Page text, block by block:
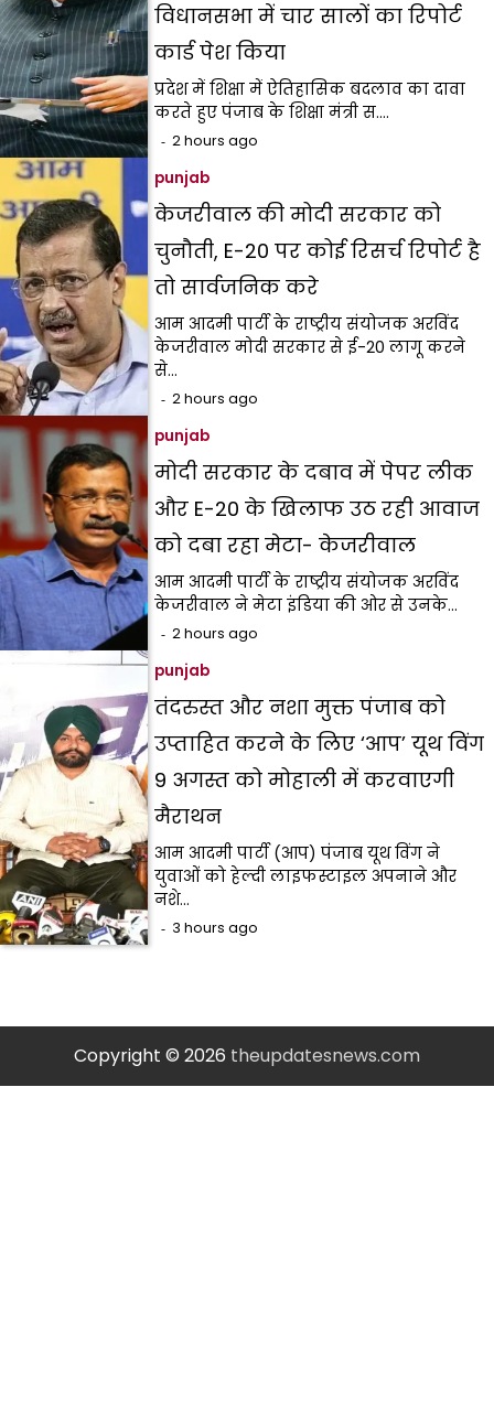
विधानसभा में चार सालों का रिपोर्ट
कार्ड पेश किया
प्रदेश में शिक्षा में ऐतिहासिक बदलाव का दावा
करते हुए पंजाब के शिक्षा मंत्री स.…
2 hours ago
punjab
केजरीवाल की मोदी सरकार को
चुनौती, E-20 पर कोई रिसर्च रिपोर्ट है
तो सार्वजनिक करे
आम आदमी पार्टी के राष्ट्रीय संयोजक अरविंद
केजरीवाल मोदी सरकार से ई-20 लागू करने
से…
2 hours ago
punjab
मोदी सरकार के दबाव में पेपर लीक
और E-20 के खिलाफ उठ रही आवाज
को दबा रहा मेटा- केजरीवाल
आम आदमी पार्टी के राष्ट्रीय संयोजक अरविंद
केजरीवाल ने मेटा इंडिया की ओर से उनके…
2 hours ago
punjab
तंदरुस्त और नशा मुक्त पंजाब को
उप्ताहित करने के लिए ‘आप’ यूथ विंग
9 अगस्त को मोहाली में करवाएगी
मैराथन
आम आदमी पार्टी (आप) पंजाब यूथ विंग ने
युवाओं को हेल्दी लाइफस्टाइल अपनाने और
नशे…
3 hours ago
Copyright © 2026 theupdatesnews.com